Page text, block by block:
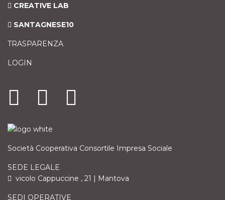
CREATIVE LAB
SANTAGNESE10
TRASPARENZA
LOGIN
Società Cooperativa Consortile Impresa Sociale
SEDE LEGALE
vicolo Cappuccine , 21 | Mantova
SEDI OPERATIVE